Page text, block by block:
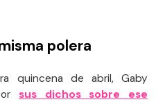
polera
quincena de abril, Gaby
sus dichos sobre ese